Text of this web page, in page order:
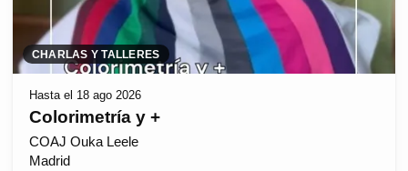
CHARLAS Y TALLERES
Hasta el 18 ago 2026
Colorimetría y +
COAJ Ouka Leele
Madrid